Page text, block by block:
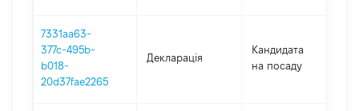
7331aa63-
377c-495b-
b018-
20d37fae2265
Декларація
Кандидата
на посаду